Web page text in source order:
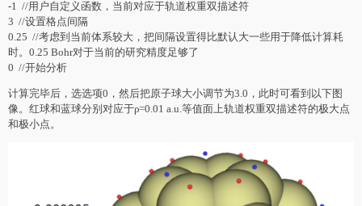
-1 //用户自定义函数，当前对应于轨道权重双描述符
3 //设置格点间隔
0.25 //考虑到当前体系较大，把间隔设置得比默认大一些用于降低计算耗
时。0.25 Bohr对于当前的研究精度足够了
0 //开始分析
计算完毕后，选选项0，然后把原子球大小调节为3.0，此时可看到以下图
像。红球和蓝球分别对应于ρ=0.01 a.u.等值面上轨道权重双描述符的极大点
和极小点。